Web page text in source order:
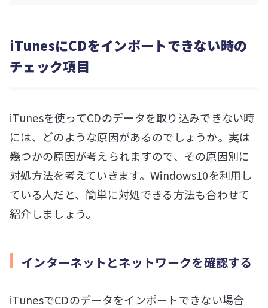
iTunesにCDをインポートできない時の
チェック項目
iTunesを使ってCDのデータを取り込みできない時
には、どのような原因があるのでしょうか。実は
幾つかの原因が考えられますので、その原因別に
対処方法を考えていきます。Windows10を利用し
ている人だと、簡単に対処できる方法も合わせて
紹介しましょう。
インターネットとネットワークを確認する
iTunesでCDのデータをインポートできない場合